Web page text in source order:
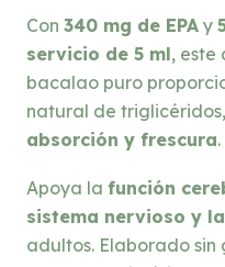
Con 340 mg de EPA y
servicio de 5 ml, este
bacalao puro
natural de
absorción y frescura.
Apoya la función
sistema nervioso y
adultos. Elaborado